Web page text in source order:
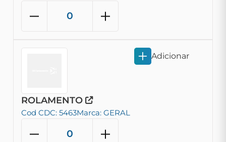
ROLAMENTO
Cod CDC: 5463Marca: GERAL
Adicionar